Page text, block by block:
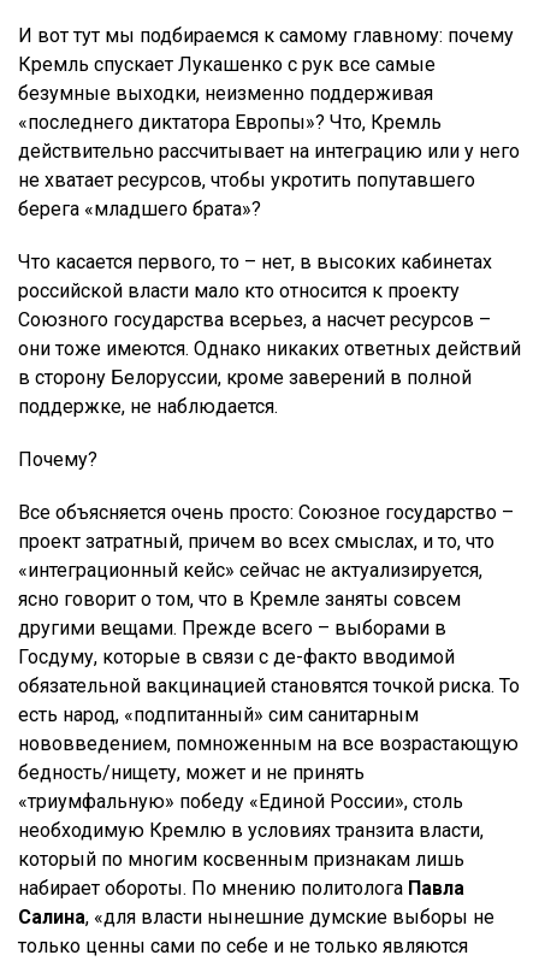
И вот тут мы подбираемся к самому главному: почему
Кремль спускает Лукашенко с рук все самые
безумные выходки, неизменно поддерживая
«последнего диктатора Европы»? Что, Кремль
действительно рассчитывает на интеграцию или у него
не хватает ресурсов, чтобы укротить попутавшего
берега «младшего брата»?
Что касается первого, то – нет, в высоких кабинетах
российской власти мало кто относится к проекту
Союзного государства всерьез, а насчет ресурсов –
они тоже имеются. Однако никаких ответных действий
в сторону Белоруссии, кроме заверений в полной
поддержке, не наблюдается.
Почему?
Все объясняется очень просто: Союзное государство –
проект затратный, причем во всех смыслах, и то, что
«интеграционный кейс» сейчас не актуализируется,
ясно говорит о том, что в Кремле заняты совсем
другими вещами. Прежде всего – выборами в
Госдуму, которые в связи с де-факто вводимой
обязательной вакцинацией становятся точкой риска. То
есть народ, «подпитанный» сим санитарным
нововведением, помноженным на все возрастающую
бедность/нищету, может и не принять
«триумфальную» победу «Единой России», столь
необходимую Кремлю в условиях транзита власти,
который по многим косвенным признакам лишь
набирает обороты. По мнению политолога Павла
Салина, «для власти нынешние думские выборы не
только ценны сами по себе и не только являются